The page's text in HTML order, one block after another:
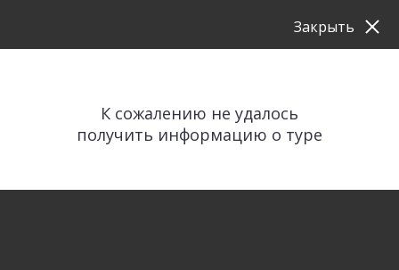
К сожалению не удалось
получить информацию о туре
Закрыть